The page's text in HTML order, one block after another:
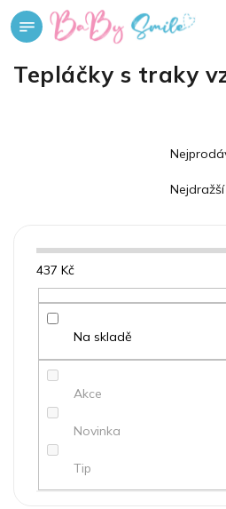
Přejít
na
Tepláčky s traky
Ř
a
z
í
o
k
Nejdražší
437 Kč
Na skladě
Akce
Novinka
Tip